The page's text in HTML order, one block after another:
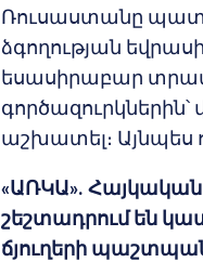
Ռուսաստանը
ձգողության
եսասիրաբար
աշխատել։ Այնպես
«ԱՌԿԱ». Հայկական
շեշտադրում են
ճյուղերի